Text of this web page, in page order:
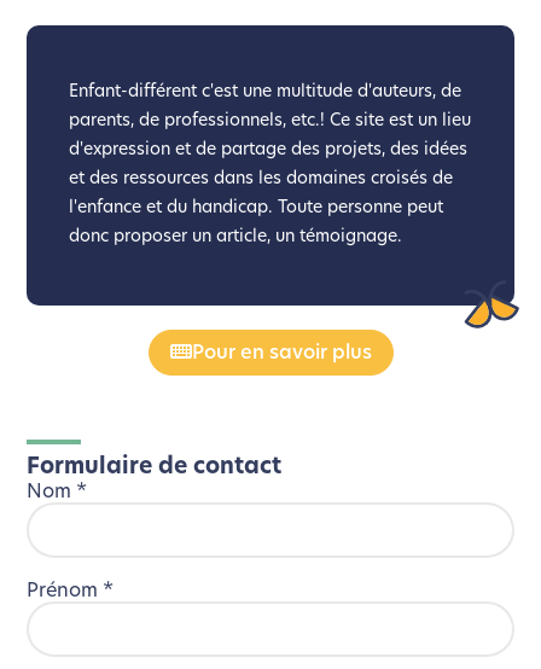
Enfant-différent c'est une multitude d'auteurs, de
parents, de professionnels, etc.! Ce site est un lieu
d'expression et de partage des projets, des idées
et des ressources dans les domaines croisés de
l'enfance et du handicap. Toute personne peut
donc proposer un article, un témoignage.
Pour en savoir plus
Formulaire de contact
Nom *
Prénom *